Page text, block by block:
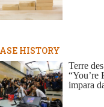
HISTORY
Terre
“You’re
impara